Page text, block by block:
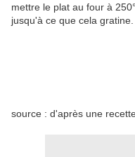
mettre le plat au four à
jusqu'à ce que cela gratine.
source : d'après une